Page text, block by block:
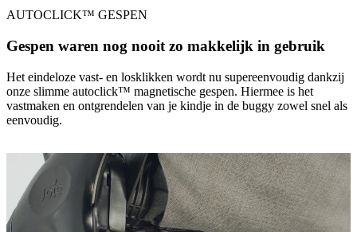
AUTOCLICK™ GESPEN
Gespen waren nog nooit zo makkelijk in gebruik
Het eindeloze vast- en losklikken wordt nu supereenvoudig dankzij
onze slimme autoclick™ magnetische gespen. Hiermee is het
vastmaken en ontgrendelen van je kindje in de buggy zowel snel als
eenvoudig.